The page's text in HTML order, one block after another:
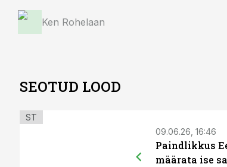
Ken Rohelaan
SEOTUD LOOD
ST
09.06.26, 16:46
Paindlikkus
määrata ise